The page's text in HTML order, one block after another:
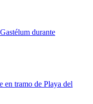
durante
en tramo de Playa del